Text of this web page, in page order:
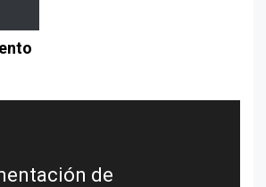
de